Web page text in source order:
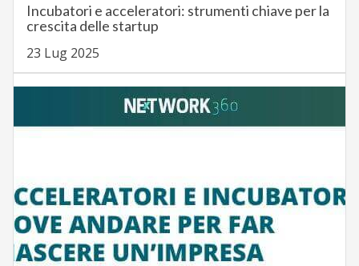
Incubatori e acceleratori: strumenti chiave per la
crescita delle startup
23 Lug 2025